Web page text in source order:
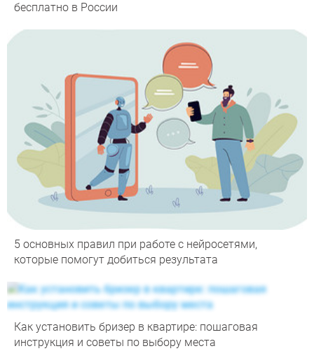
бесплатно в России
5 основных правил при работе с нейросетями,
которые помогут добиться результата
Как установить бризер в квартире: пошаговая
инструкция и советы по выбору места